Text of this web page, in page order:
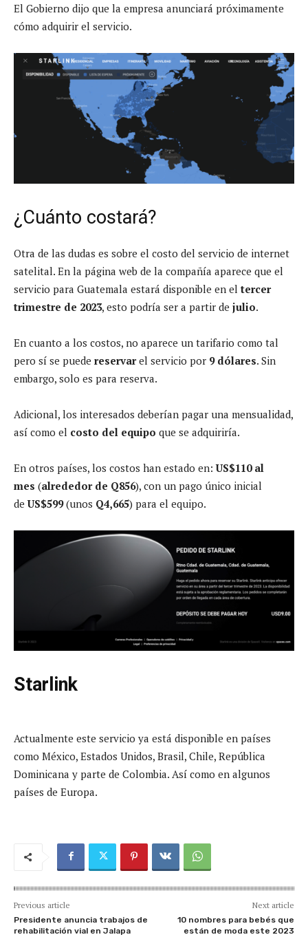
El Gobierno dijo que la empresa anunciará próximamente
cómo adquirir el servicio.
¿Cuánto costará?
Otra de las dudas es sobre el costo del servicio de internet
satelital. En la página web de la compañía aparece que el
servicio para Guatemala estará disponible en eltercer
trimestre de 2023, esto podría ser a partir de julio.
En cuanto a los costos, no aparece un tarifario como tal
pero sí se puede reservarel servicio por 9 dólares. Sin
embargo, solo es para reserva.
Adicional, los interesados deberían pagar una mensualidad,
así como el costo del equipo que se adquiriría.
En otros países, los costos han estado en:US$110 al
mes (alrededor de Q856), con un pago único inicial
deUS$599(unos Q4,665) para el equipo.
Starlink
Actualmente este servicio ya está disponible en países
como México, Estados Unidos, Brasil, Chile, República
Dominicana y parte de Colombia. Así como en algunos
países de Europa.
Previous article
Presidente anuncia trabajos de
rehabilitación vial en Jalapa
Next article
10 nombres para bebés que
están de moda este 2023